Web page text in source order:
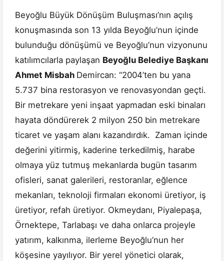
Beyoğlu Büyük Dönüşüm Buluşması’nın açılış
konuşmasında son 13 yılda Beyoğlu’nun içinde
bulunduğu dönüşümü ve Beyoğlu’nun vizyonunu
katılımcılarla paylaşan Beyoğlu Belediye Başkanı
Ahmet Misbah Demircan: “2004’ten bu yana
5.737 bina restorasyon ve renovasyondan geçti.
Bir metrekare yeni inşaat yapmadan eski binaları
hayata döndürerek 2 milyon 250 bin metrekare
ticaret ve yaşam alanı kazandırdık. Zaman içinde
değerini yitirmiş, kaderine terkedilmiş, harabe
olmaya yüz tutmuş mekanlarda bugün tasarım
ofisleri, sanat galerileri, restoranlar, eğlence
mekanları, teknoloji firmaları ekonomi üretiyor, iş
üretiyor, refah üretiyor. Okmeydanı, Piyalepaşa,
Örnektepe, Tarlabaşı ve daha onlarca projeyle
yatırım, kalkınma, ilerleme Beyoğlu’nun her
köşesine yayılıyor. Bir yerel yönetici olarak,